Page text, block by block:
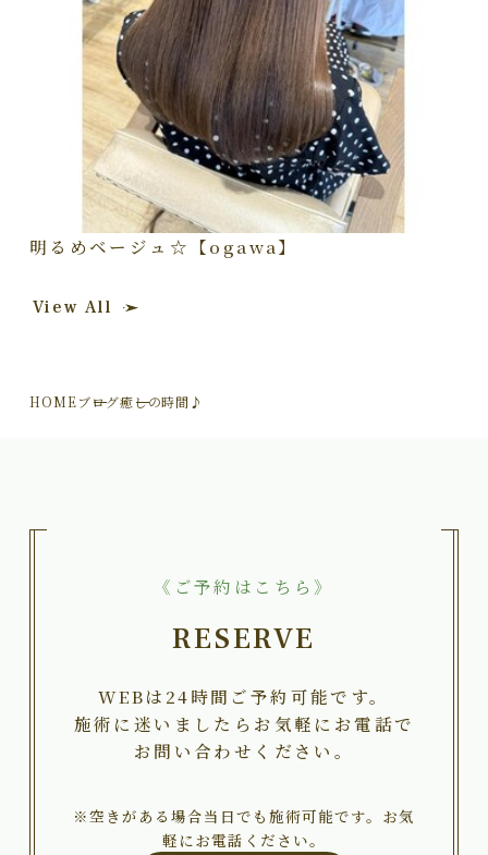
明るめベージュ☆【ogawa】
View All
HOMEブログ癒しの時間♪
《ご予約はこちら》
RESERVE
WEBは24時間ご予約可能です。
施術に迷いましたらお気軽にお電話で
お問い合わせください。
※空きがある場合当日でも施術可能です。お気
軽にお電話ください。